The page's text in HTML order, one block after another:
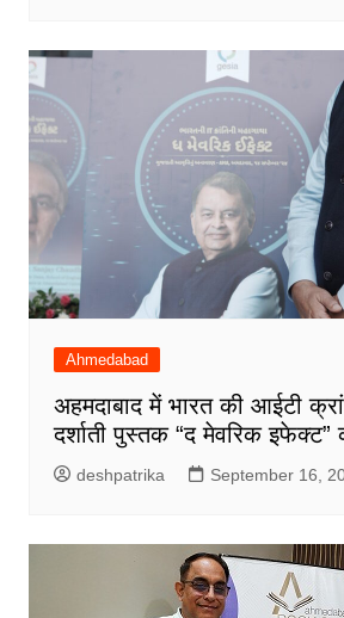
Ahmedabad
अहमदाबाद में भारत की आईटी
दर्शाती पुस्तक “द मेवरिक इफेक्ट”
deshpatrika September 16,